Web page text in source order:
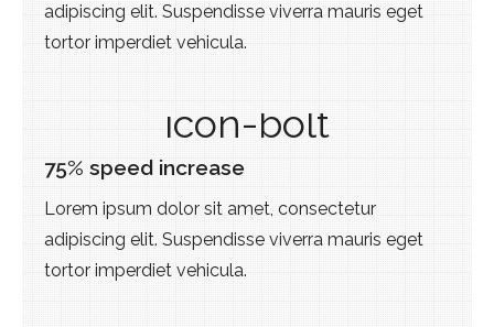
adipiscing elit. Suspendisse viverra mauris eget
tortor imperdiet vehicula.
icon-bolt
75% speed increase
Lorem ipsum dolor sit amet, consectetur
adipiscing elit. Suspendisse viverra mauris eget
tortor imperdiet vehicula.